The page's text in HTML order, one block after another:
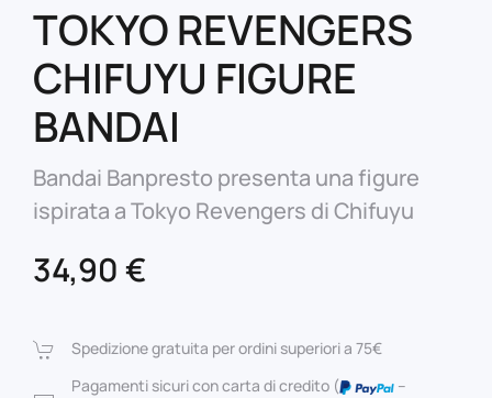
TOKYO REVENGERS
CHIFUYU FIGURE
BANDAI
Bandai Banpresto presenta una figure
ispirata a Tokyo Revengers di Chifuyu
34,90 €
Spedizione gratuita per ordini superiori a 75€
Pagamenti sicuri con carta di credito (
–